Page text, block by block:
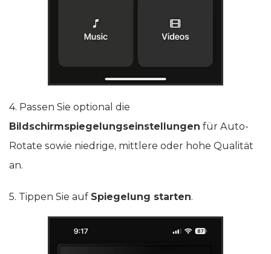
4. Passen Sie optional die
Bildschirmspiegelungseinstellungen für Auto-
Rotate sowie niedrige, mittlere oder hohe Qualität
an.
5. Tippen Sie auf Spiegelung starten.